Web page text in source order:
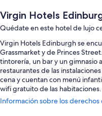
Virgin Hotels
Quédate en este hotel de lujo
Virgin Hotels Edinburgh se
Grassmarket y de Princes
tintorería, un bar y un gimnasio
restaurantes de las
cena y cuentan con menú
wifi gratuito de las habitaciones.
También podrás disfrutar de
Información sobre los derechos